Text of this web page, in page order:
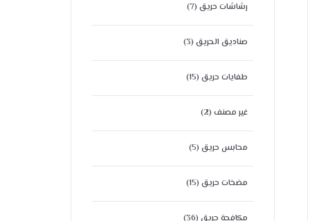
رشاشات حريق (7)
صناديق الحريق (3)
طفايات حريق (15)
غير مصنف (2)
محابس حريق (5)
مضخات حريق (15)